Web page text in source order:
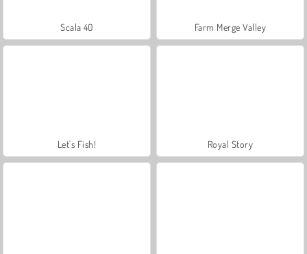
Scala 40 Farm Merge Valley
Let's Fish! Royal Story